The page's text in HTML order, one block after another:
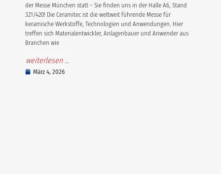
der Messe München statt – Sie finden uns in der Halle A6, Stand
321/420! Die Ceramitec ist die weltweit führende Messe für
keramische Werkstoffe, Technologien und Anwendungen. Hier
treffen sich Materialentwickler, Anlagenbauer und Anwender aus
Branchen wie
weiterlesen ...
März 4, 2026